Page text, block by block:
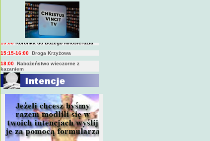
BIEŻĄCY PROGRAM TRANSMISJI
BEZPOŚREDNICH
(na żywo)
Msza święta
Koronka do Bożego Miłosierdzia
18:00 Nabożeństwo wieczorne z
kazaniem
10:00
Niedzielna Msza święta w miarę
możliwości ks. Piotra